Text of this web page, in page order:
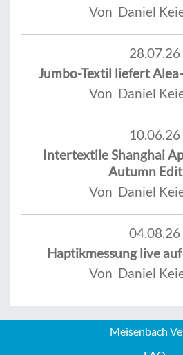
Von Daniel
28.07.26
Jumbo-Textil liefert
Von Daniel
10.06.26
Intertextile Shanghai
Autumn
Von Daniel
04.08.26
Haptikmessung live
Von Daniel
Meisenbach